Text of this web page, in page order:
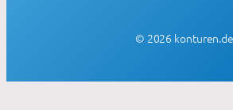
© 2026 konturen.de